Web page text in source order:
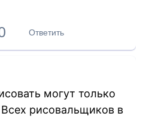
Ответить
могут только
рисовальщиков в